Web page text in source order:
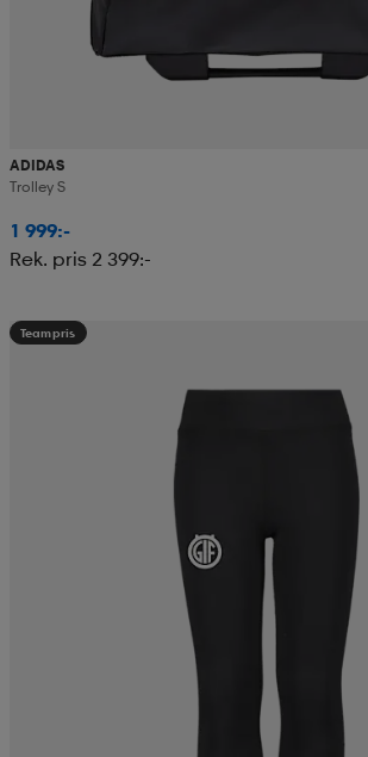
ADIDAS
Trolley S
1 999:-
Rek. pris 2 399:-
Teampris